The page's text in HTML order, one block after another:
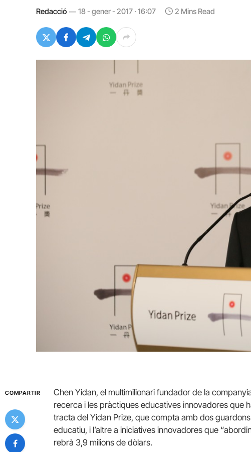
Redacció 18 - gener - 2017 · 16:07 2 Mins Read
COMPARTIR
Chen Yidan, el multimilionari fundador de la
recerca i les pràctiques educatives innovadores que
tracta del Yidan Prize, que compta amb dos
educatiu, i l’altre a iniciatives innovadores que
rebrà 3,9 milions de dòlars.